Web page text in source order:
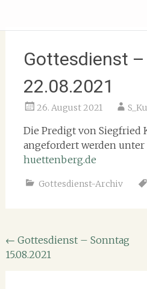
Christus Zuerst
Gottesdienst
22.08.2021
26. August 2021
Die Predigt von Siegfried
angefordert werden unter
huettenberg.de
Gottesdienst-Archiv
Beitragsnavigation
← Gottesdienst – Sonntag
15.08.2021